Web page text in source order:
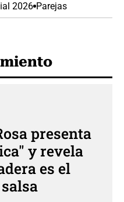
2026 Parejas
presenta
y revela
es el